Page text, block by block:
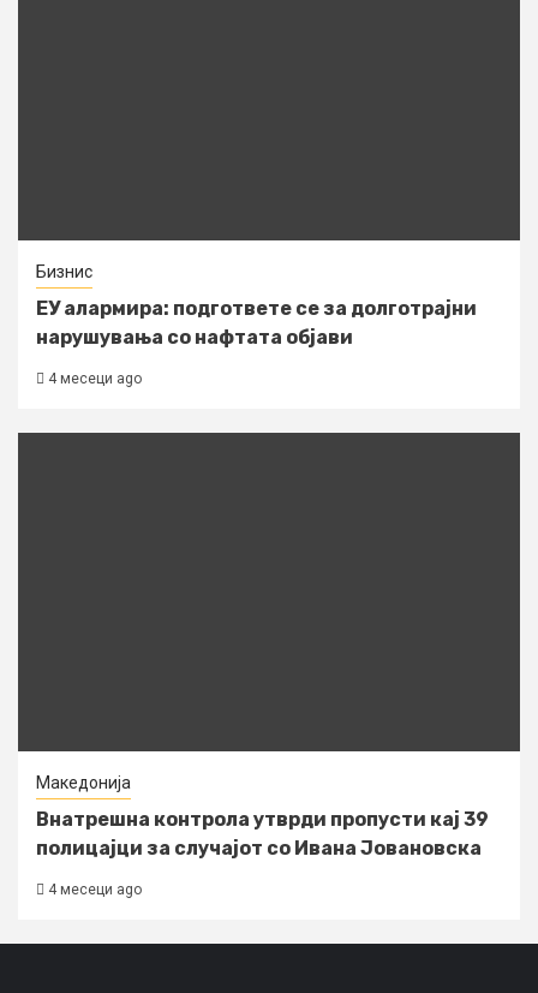
Бизнис
ЕУ алармира: подгответе се за долготрајни
нарушувања со нафтата објави
4 месеци ago
Македонија
Внатрешна контрола утврди пропусти кај 39
полицајци за случајот со Ивана Јовановска
4 месеци ago